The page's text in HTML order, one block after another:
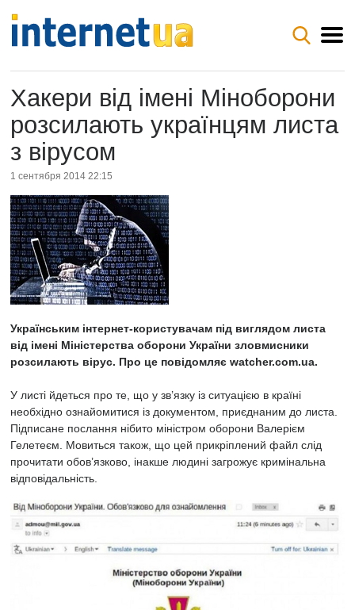
Хакери від імені Міноборони
розсилають українцям листа
з вірусом
1 сентября 2014 22:15
Українським інтернет-користувачам під виглядом листа
від імені Міністерства оборони України зловмисники
розсилають вірус. Про це повідомляє watcher.com.ua.
У листі йдеться про те, що у зв’язку із ситуацією в країні
необхідно ознайомитися із документом, приєднаним до листа.
Підписане послання нібито міністром оборони Валерієм
Гелетеєм. Мовиться також, що цей прикріплений файл слід
прочитати обов’язково, інакше людині загрожує кримінальна
відповідальність.